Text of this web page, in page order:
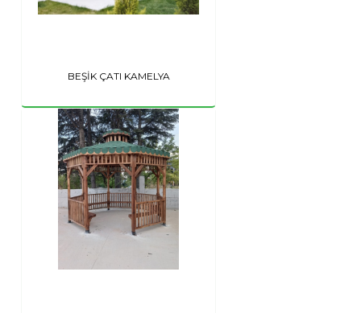
BEŞİK ÇATI KAMELYA